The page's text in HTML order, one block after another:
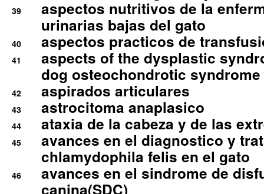
39
aspectos nutritivos de la
urinarias bajas del gato
40 aspectos practicos de
41
aspects of the dysplastic
dog osteochondrotic syndrome
42 aspirados articulares
43 astrocitoma anaplasico
44 ataxia de la cabeza y de las
45
avances en el diagnostico y
chlamydophila felis en el gato
46
avances en el sindrome de
canina(SDC)